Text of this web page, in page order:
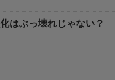
はぶっ壊れじゃない？